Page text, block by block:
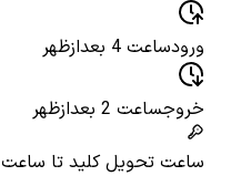
ورودساعت 4 بعدازظهر
خروجساعت 2 بعدازظهر
ساعت تحویل کلید تا ساعت 12 شب